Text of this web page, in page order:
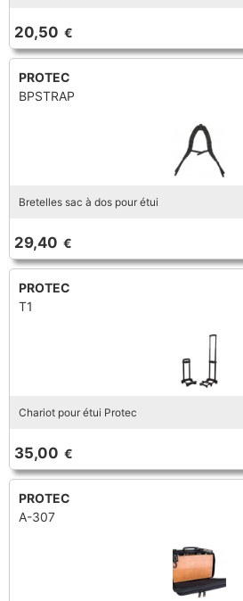
TROMPETTE CORNET BUGLE
FLÛTE À BEC
HAUTBOIS
MICROPHONE & ENREGISTREUR
PARTITION
PIANO
SAXHORN EUPHONIUM
TROMPETTE CORNET BUGLE
TUBA
TROMPETTE CORNET BUGLE
TUBA
20,50 €
PROTEC
BPSTRAP
Bretelles sac à dos pour étui
29,40 €
PROTEC
T1
Chariot pour étui Protec
35,00 €
PROTEC
A-307